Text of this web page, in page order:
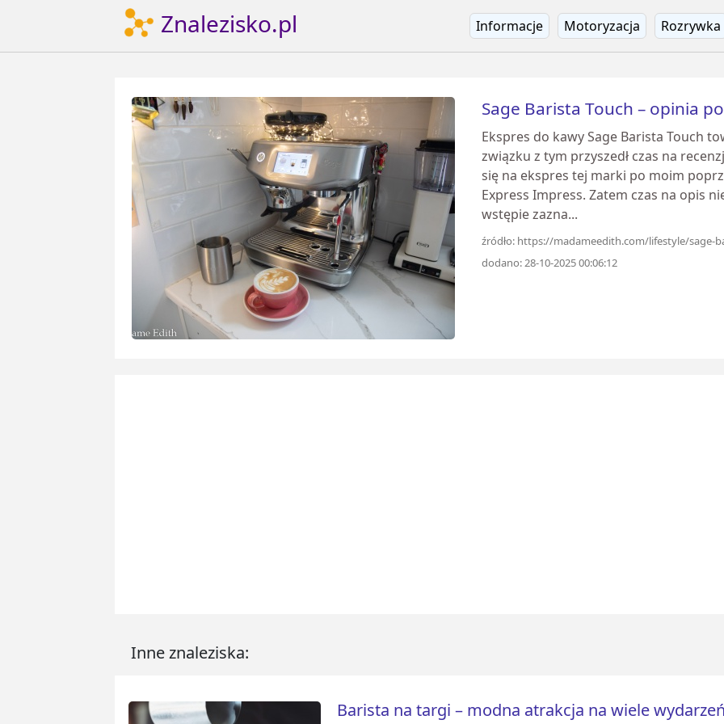
Znalezisko.pl Informacje Motoryzacja Rozrywka
Sage Barista Touch – opinia
Ekspres do kawy Sage Barista Touch
związku z tym przyszedł czas na
się na ekspres tej marki po moim
Express Impress. Zatem czas na opis
wstępie zazna...
źródło: https://madameedith.com/lifestyle/sage-
dodano: 28-10-2025 00:06:12
Inne znaleziska:
Barista na targi – modna atrakcja na wiele